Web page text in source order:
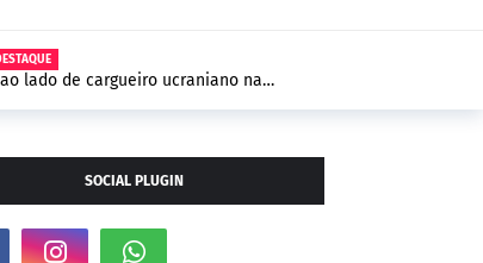
lado de cargueiro ucraniano na
SOCIAL PLUGIN